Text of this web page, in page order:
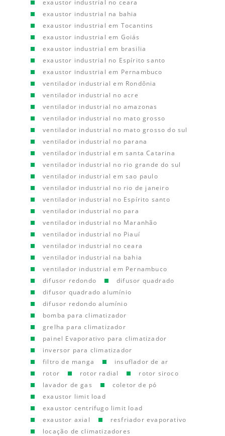
exaustor industrial no ceara
exaustor industrial na bahia
exaustor industrial em Tocantins
exaustor industrial em Goiás
exaustor industrial em brasilia
exaustor industrial no Espírito santo
exaustor industrial em Pernambuco
ventilador industrial em Rondônia
ventilador industrial no acre
ventilador industrial no amazonas
ventilador industrial no mato grosso
ventilador industrial no mato grosso do sul
ventilador industrial no parana
ventilador industrial em santa Catarina
ventilador industrial no rio grande do sul
ventilador industrial em sao paulo
ventilador industrial no rio de janeiro
ventilador industrial no Espírito santo
ventilador industrial no para
ventilador industrial no Maranhão
ventilador industrial no Piauí
ventilador industrial no ceara
ventilador industrial na bahia
ventilador industrial em Pernambuco
difusor redondo
difusor quadrado
difusor quadrado alumínio
difusor redondo alumínio
bomba para climatizador
grelha para climatizador
painel Evaporativo para climatizador
inversor para climatizador
filtro de manga
insuflador de ar
rotor
rotor radial
rotor siroco
lavador de gas
coletor de pó
exaustor limit load
exaustor centrifugo limit load
exaustor axial
resfriador evaporativo
locação de climatizadores